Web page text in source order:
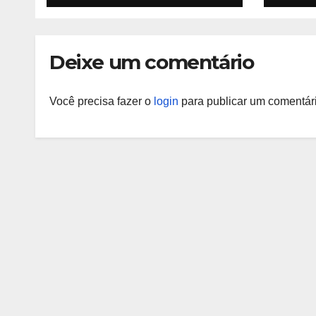
do
Deixe um comentário
Você precisa fazer o login para publicar um